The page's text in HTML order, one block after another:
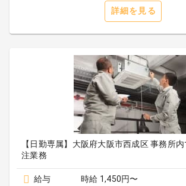
詳細を見る
【日勤専属】大阪府大阪市西成区 事務所
注業務
給与
時給 1,450円〜